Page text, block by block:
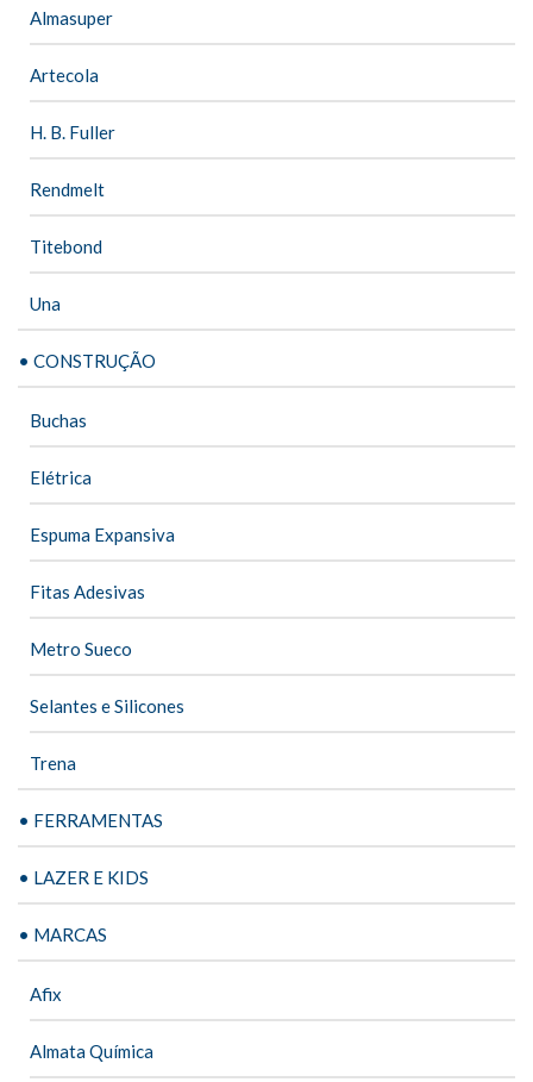
Almasuper
Artecola
H. B. Fuller
Rendmelt
Titebond
Una
• CONSTRUÇÃO
Buchas
Elétrica
Espuma Expansiva
Fitas Adesivas
Metro Sueco
Selantes e Silicones
Trena
• FERRAMENTAS
• LAZER E KIDS
• MARCAS
Afix
Almata Química